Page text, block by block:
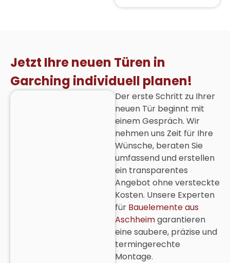
Jetzt Ihre neuen Türen in
Garching individuell planen!
Der erste Schritt zu Ihrer
neuen Tür beginnt mit
einem Gespräch. Wir
nehmen uns Zeit für Ihre
Wünsche, beraten Sie
umfassend und erstellen
ein transparentes
Angebot ohne versteckte
Kosten. Unsere Experten
für Bauelemente aus
Aschheimgarantieren
eine saubere, präzise und
termingerechte
Montage.